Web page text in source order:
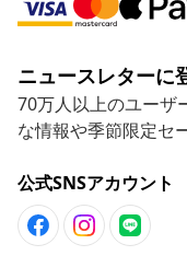
ニュースレターに
70万人以上のユーザ
な情報や季節限定セ
公式SNSアカウント